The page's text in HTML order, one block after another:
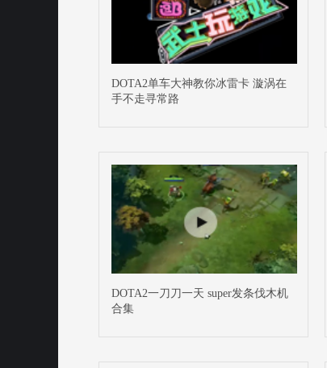
DOTA2单车大神教你冰雷卡 漩涡在
手不走寻常路
DOTA2一刀刀一天 super发条伐木机
合集